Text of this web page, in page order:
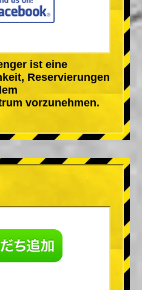
ist eine
Reservierungen
vorzunehmen.